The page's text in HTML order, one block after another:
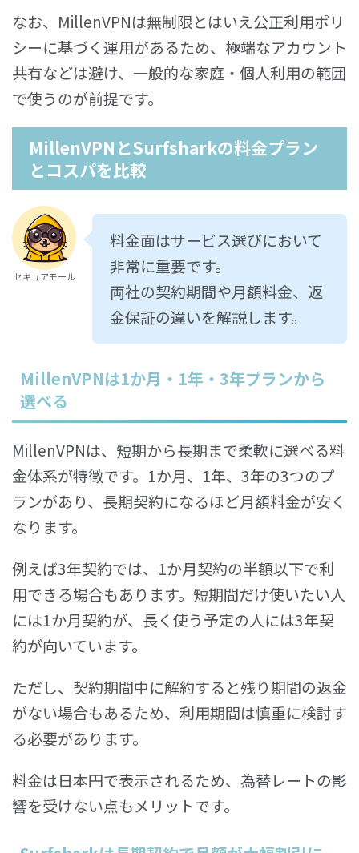
なお、MillenVPNは無制限とはいえ公正利用ポリ
シーに基づく運用があるため、極端なアカウント
共有などは避け、一般的な家庭・個人利用の範囲
で使うのが前提です。
MillenVPNとSurfsharkの料金プラン
とコスパを比較
セキュアモール
料金面はサービス選びにおいて
非常に重要です。
両社の契約期間や月額料金、返
金保証の違いを解説します。
MillenVPNは1か月・1年・3年プランから
選べる
MillenVPNは、短期から長期まで柔軟に選べる料
金体系が特徴です。1か月、1年、3年の3つのプ
ランがあり、長期契約になるほど月額料金が安く
なります。
例えば3年契約では、1か月契約の半額以下で利
用できる場合もあります。短期間だけ使いたい人
には1か月契約が、長く使う予定の人には3年契
約が向いています。
ただし、契約期間中に解約すると残り期間の返金
がない場合もあるため、利用期間は慎重に検討す
る必要があります。
料金は日本円で表示されるため、為替レートの影
響を受けない点もメリットです。